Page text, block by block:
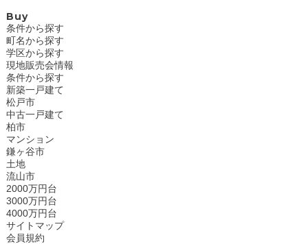
Buy
条件から探す
町名から探す
学区から探す
現地販売会情報
条件から探す
新築一戸建て
松戸市
中古一戸建て
柏市
マンション
鎌ヶ谷市
土地
流山市
2000万円台
3000万円台
4000万円台
サイトマップ
会員規約